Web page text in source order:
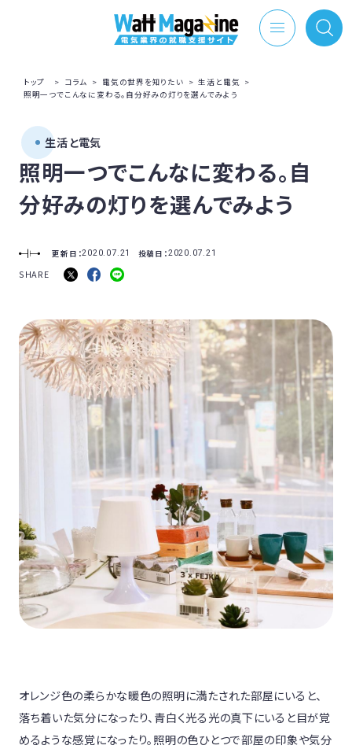
トップ > コラム > 電気の世界を知りたい > 生活と電気 >
照明一つでこんなに変わる。自分好みの灯りを選んでみよう
生活と電気
照明一つでこんなに変わる。自
分好みの灯りを選んでみよう
更新日：2020.07.21 投稿日：2020.07.21
SHARE
オレンジ色の柔らかな暖色の照明に満たされた部屋にいると、
落ち着いた気分になったり、青白く光る光の真下にいると目が覚
めるような感覚になったり。照明の色ひとつで部屋の印象や気分